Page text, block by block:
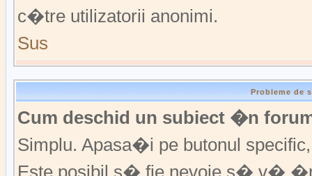
c�tre utilizatorii anonimi.
Sus
Probleme de
Cum deschid un subiect �n
Simplu. Apasa�i pe butonul
Este posibil s� fie nevoie s� v�